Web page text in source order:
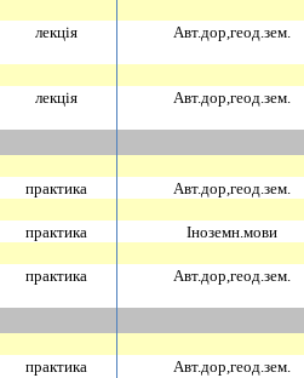
лекцiя Авт.дор,геод.зем.
лекцiя Авт.дор,геод.зем.
практика Авт.дор,геод.зем.
практика Iноземн.мови
практика Авт.дор,геод.зем.
практика Авт.дор,геод.зем.